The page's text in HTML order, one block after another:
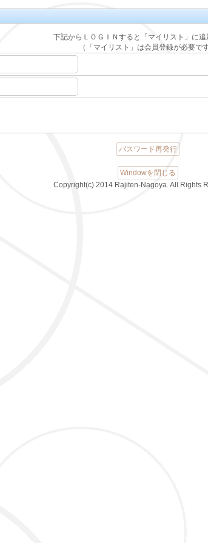
下記からＬＯＧＩＮすると「マイリスト」に追
（「マイリスト」は会員登録が必要です
パスワード再発行
Windowを閉じる
Copyright(c) 2014 Rajiten-Nagoya. All Rights